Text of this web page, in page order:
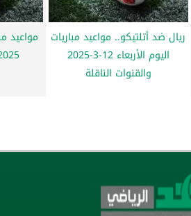
ريال ضد أتلتيكو.. مواعيد مباريات
اليوم الأربعاء 12-3-2025
والقنوات الناقلة
2025 والقنوات